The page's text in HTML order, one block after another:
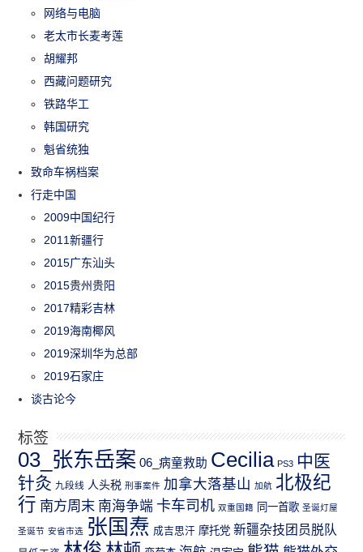
网络与电脑
老太市长麦考莲
胡耀邦
西藏问题研究
铁路华工
韩国研究
魁省统独
致命车祸档案
行走中国
2009中国纪行
2011新疆行
2015广东汕头
2015贵州贵阳
2017精彩吉林
2019海南椰风
2019深圳华为总部
2019石家庄
谈古论今
标签
03_张东岳案 06_病童救助 Cecilia PS3 中医
针灸 九段线 人头税 刑事案件 加拿大落基山 加航 北极纪
行 南方周末 南海争端 卡车司机 双重国籍 同一首歌 圣诞灯屋
圣诞节 安省市选 张国焘 成吉思汗 摩托党 新疆杂技团员脱队